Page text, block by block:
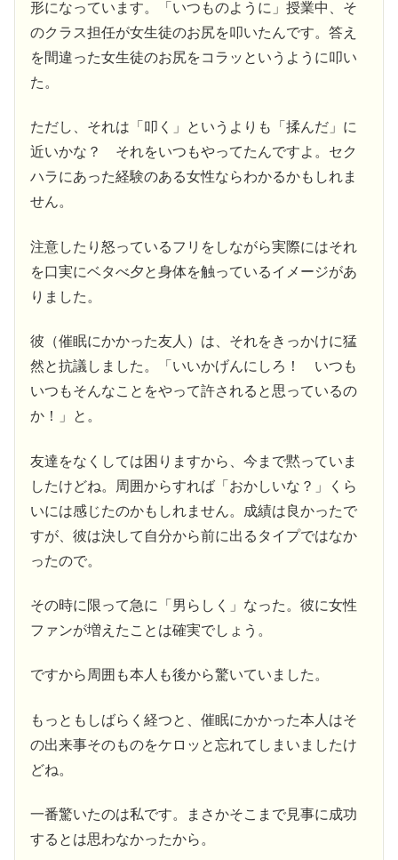
形になっています。「いつものように」授業中、そ
のクラス担任が女生徒のお尻を叩いたんです。答え
を間違った女生徒のお尻をコラッというように叩い
た。
ただし、それは「叩く」というよりも「揉んだ」に
近いかな？ それをいつもやってたんですよ。セク
ハラにあった経験のある女性ならわかるかもしれま
せん。
注意したり怒っているフリをしながら実際にはそれ
を口実にベタべ夕と身体を触っているイメージがあ
りました。
彼（催眠にかかった友人）は、それをきっかけに猛
然と抗議しました。「いいかげんにしろ！ いつも
いつもそんなことをやって許されると思っているの
か！」と。
友達をなくしては困りますから、今まで黙っていま
したけどね。周囲からすれば「おかしいな？」くら
いには感じたのかもしれません。成績は良かったで
すが、彼は決して自分から前に出るタイプではなか
ったので。
その時に限って急に「男らしく」なった。彼に女性
ファンが増えたことは確実でしょう。
ですから周囲も本人も後から驚いていました。
もっともしばらく経つと、催眠にかかった本人はそ
の出来事そのものをケロッと忘れてしまいましたけ
どね。
一番驚いたのは私です。まさかそこまで見事に成功
するとは思わなかったから。